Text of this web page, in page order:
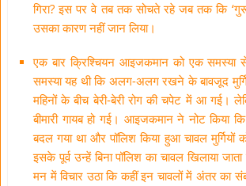
गिरा? इस पर वे तब तक सोचते रहे जब तक कि
उसका कारण नहीं जान लिया।
एक बार क्रिश्चियन आइजकमान को एक समस्या
समस्या यह थी कि अलग-अलग रखने के बावजूद
महिनों के बीच बेरी-बेरी रोग की चपेट में आ गई।
बीमारी गायब हो गई। आइजकमान ने नोट किया
बदल गया था और पॉलिश किया हुआ चावल मुर्गियों
इसके पूर्व उन्हें बिना पॉलिश का चावल खिलाया
मन में विचार उठा कि कहीं इन चावलों में अंतर का